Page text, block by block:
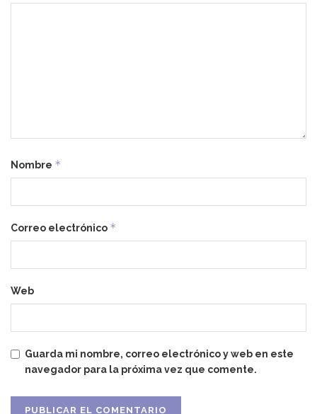
Nombre *
Correo electrónico *
Web
Guarda mi nombre, correo electrónico y web en este
navegador para la próxima vez que comente.